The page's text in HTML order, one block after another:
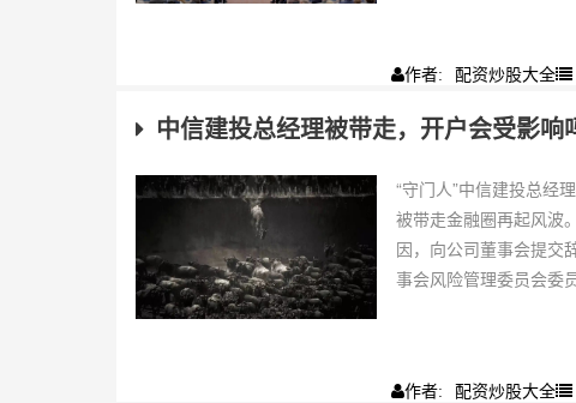
作者: 配资炒股大全
中信建投总经理被带走，开户会受影响
“守门人”中信建投总经
被带走金融圈再起风波
因，向公司董事会提交
事会风险管理委员会委
作者: 配资炒股大全